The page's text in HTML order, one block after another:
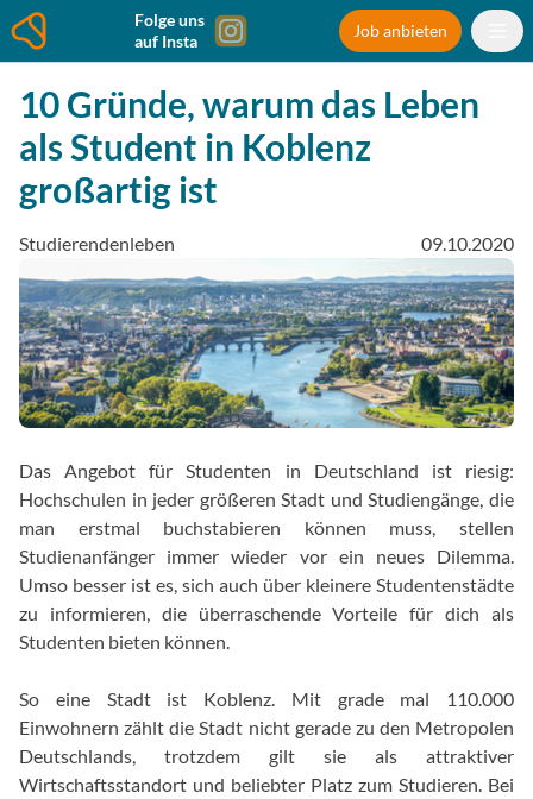
Folge uns
auf Insta
Job anbieten
10 Gründe, warum das Leben
als Student in Koblenz
großartig ist
Studierendenleben 09.10.2020
Das Angebot für Studenten in Deutschland ist riesig:
Hochschulen in jeder größeren Stadt und Studiengänge, die
man erstmal buchstabieren können muss, stellen
Studienanfänger immer wieder vor ein neues Dilemma.
Umso besser ist es, sich auch über kleinere Studentenstädte
zu informieren, die überraschende Vorteile für dich als
Studenten bieten können.
So eine Stadt ist Koblenz. Mit grade mal 110.000
Einwohnern zählt die Stadt nicht gerade zu den Metropolen
Deutschlands, trotzdem gilt sie als attraktiver
Wirtschaftsstandort und beliebter Platz zum Studieren. Bei